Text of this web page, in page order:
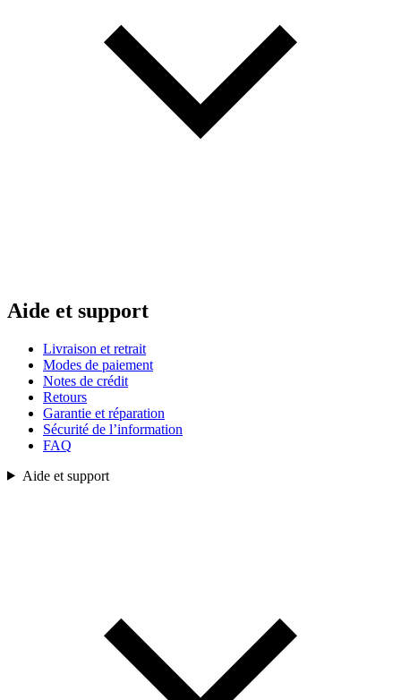
Aide et support
Livraison et retrait
Modes de paiement
Notes de crédit
Retours
Garantie et réparation
Sécurité de l’information
FAQ
Aide et support